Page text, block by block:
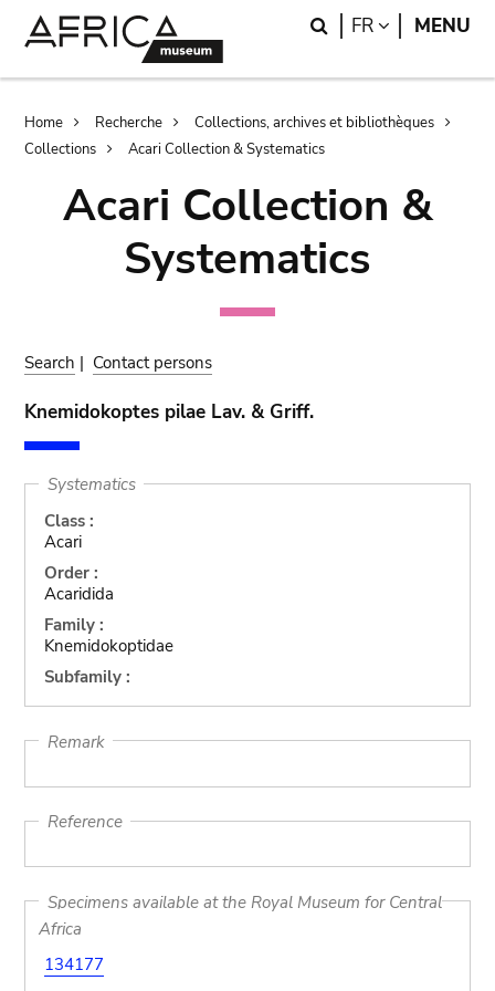
Search
FR LANGUAGE
MENU
Breadcrumb
Home Recherche
Collections, archives et bibliothèques
Collections
Acari Collection & Systematics
Acari Collection &
Systematics
Search | Contact persons
Knemidokoptes pilae Lav. & Griff.
Systematics
Class :
Acari
Order :
Acaridida
Family :
Knemidokoptidae
Subfamily :
Remark
Reference
Specimens available at the Royal Museum for Central
Africa
134177